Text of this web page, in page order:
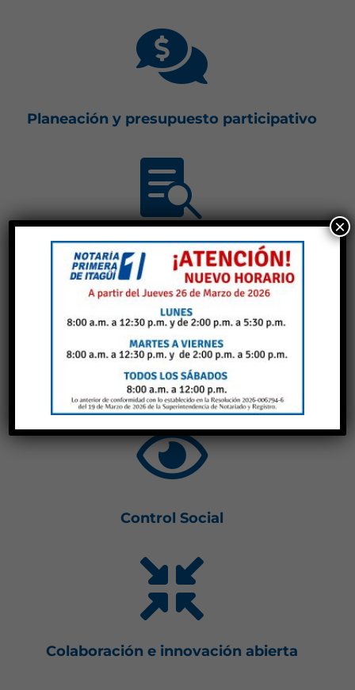

Planeación y presupuesto participativo

Consulta ciudadana

Rendición de Cuentas

Control Social

Colaboración e innovación abierta
×